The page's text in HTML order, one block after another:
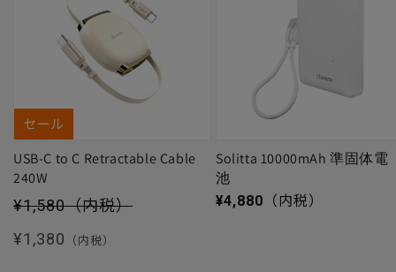
セール
USB-C to C Retractable Cable
240W
セール価格
¥1,580（内税）
通常価格
¥1,380 （内税）
Solitta 10000mAh 準固体電
池
通常価格
¥4,880 （内税）